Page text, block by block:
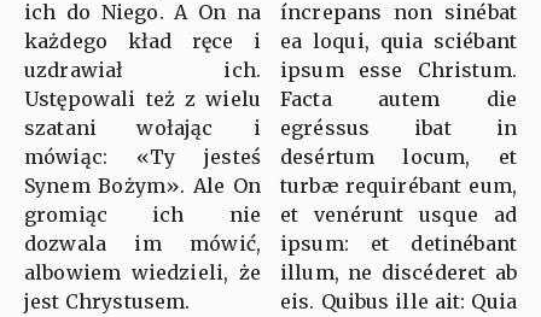
ich do Niego. A On na
każdego kład ręce i
uzdrawiał ich.
Ustępowali też z wielu
szatani wołając i
mówiąc: «Ty jesteś
Synem Bożym». Ale On
gromiąc ich nie
dozwala im mówić,
albowiem wiedzieli, że
jest Chrystusem.
íncrepans non sinébat
ea loqui, quia sciébant
ipsum esse Christum.
Facta autem die
egréssus ibat in
desértum locum, et
turbæ requirébant eum,
et venérunt usque ad
ipsum: et detinébant
illum, ne discéderet ab
eis. Quibus ille ait: Quia